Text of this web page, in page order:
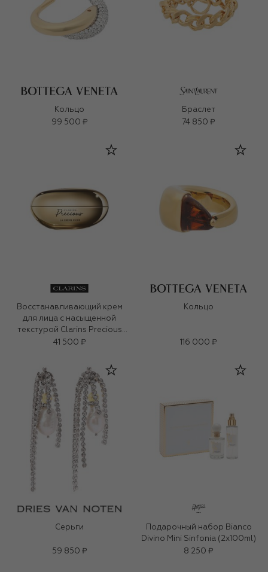
Кольцо
99 500 ₽
Браслет
74 850 ₽
Восстанавливающий крем
для лица с насыщенной
текстурой Clarins Precious
(50ml)
41 500 ₽
Кольцо
116 000 ₽
Серьги
59 850 ₽
Подарочный набор Bianco
Divino Mini Sinfonia (2x100ml)
8 250 ₽